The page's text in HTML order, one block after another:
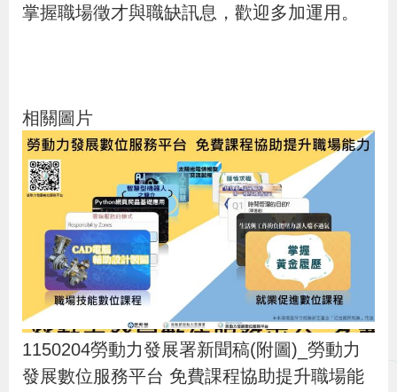
政
府
網
站
資
告
檢
掌握職場徵才與職缺訊息，歡迎多加運用。
相關圖片
1150204勞動力發展署新聞稿(附圖)_勞動力
發展數位服務平台 免費課程協助提升職場能